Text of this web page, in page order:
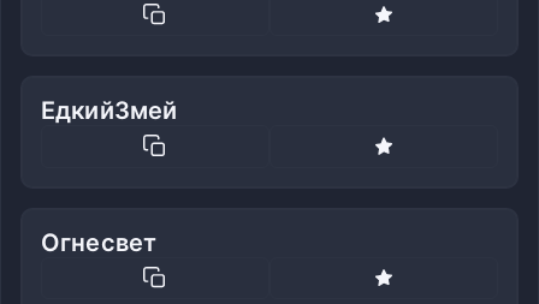
ЕдкийЗмей
Огнесвет